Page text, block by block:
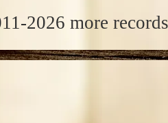
2026 more